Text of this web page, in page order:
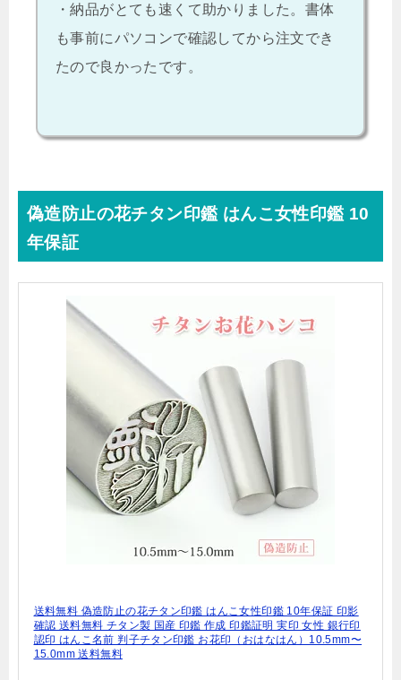
・納品がとても速くて助かりました。書体
も事前にパソコンで確認してから注文でき
たので良かったです。
偽造防止の花チタン印鑑 はんこ女性印鑑 10
年保証
送料無料 偽造防止の花チタン印鑑 はんこ女性印鑑 10年保証 印影
確認 送料無料 チタン製 国産 印鑑 作成 印鑑証明 実印 女性 銀行印
認印 はんこ名前 判子チタン印鑑 お花印（おはなはん）10.5mm〜
15.0mm 送料無料